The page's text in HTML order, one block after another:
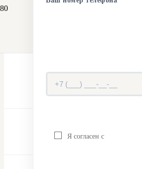
Я согласен с
ПЛОЩАДЬ
58 м²
4 мес